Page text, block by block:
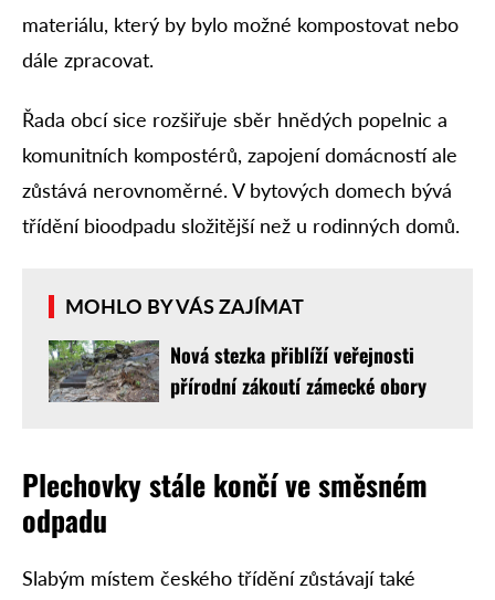
materiálu, který by bylo možné kompostovat nebo
dále zpracovat.
Řada obcí sice rozšiřuje sběr hnědých popelnic a
komunitních kompostérů, zapojení domácností ale
zůstává nerovnoměrné. V bytových domech bývá
třídění bioodpadu složitější než u rodinných domů.
MOHLO BY VÁS ZAJÍMAT
Nová stezka přiblíží veřejnosti
přírodní zákoutí zámecké obory
Plechovky stále končí ve směsném
odpadu
Slabým místem českého třídění zůstávají také